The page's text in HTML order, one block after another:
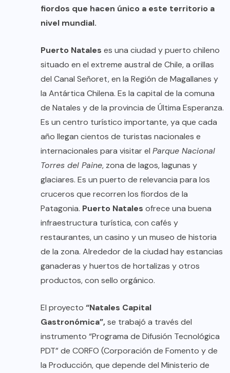
fiordos que hacen único a este territorio a
nivel mundial.
Puerto Natales es una ciudad y puerto chileno
situado en el extreme austral de Chile, a orillas
del Canal Señoret, en la Región de Magallanes y
la Antártica Chilena. Es la capital de la comuna
de Natales y de la provincia de Última Esperanza.
Es un centro turístico importante, ya que cada
año llegan cientos de turistas nacionales e
internacionales para visitar el Parque Nacional
Torres del Paine, zona de lagos, lagunas y
glaciares. Es un puerto de relevancia para los
cruceros que recorren los fiordos de la
Patagonia. Puerto Natales ofrece una buena
infraestructura turística, con cafés y
restaurantes, un casino y un museo de historia
de la zona. Alrededor de la ciudad hay estancias
ganaderas y huertos de hortalizas y otros
productos, con sello orgánico.
El proyecto “Natales Capital
Gastronómica”,se trabajó a través del
instrumento “Programa de Difusión Tecnológica
PDT” de CORFO (Corporación de Fomento y de
la Producción, que depende del Ministerio de